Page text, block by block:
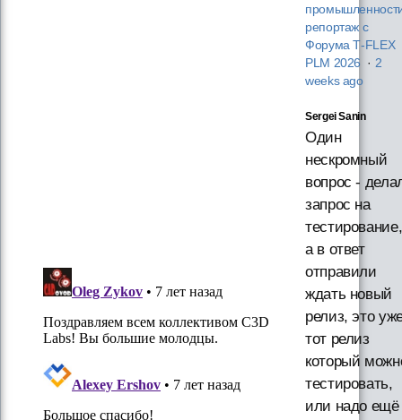
репортаж с
Форума T‑FLEX
PLM 2026 · 2
weeks ago
Sergei Sanin
Один
нескромный
вопрос -
запрос на
тестирование,
а в ответ
отправили
ждать новый
релиз, это
тот релиз
который
тестировать,
или надо ещё